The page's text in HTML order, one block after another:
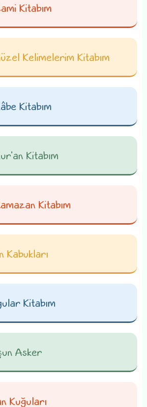
Kitabım
Kelimelerim Kitabım
Kitabım
Kitabım
Kitabım
Kabukları
Kitabım
Asker
Kuğuları